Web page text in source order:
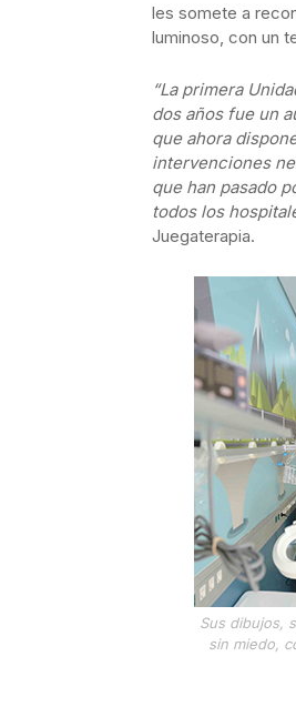
les somete a
luminoso, con un
“La primera
dos años fue un
que ahora
intervenciones
que han pasado
todos los
Juegaterapia.
Sus dibujos,
sin miedo,